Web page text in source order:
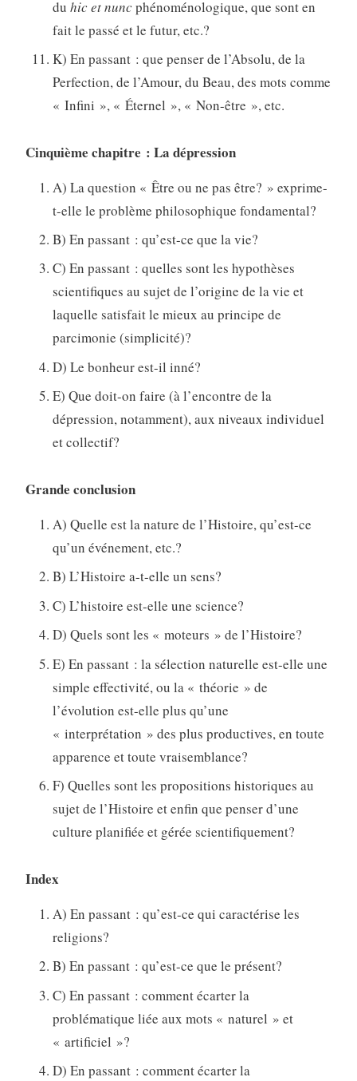
du hic et nuncphénoménologique, que sont en
fait le passé et le futur, etc.?
K) En passant : que penser de l’Absolu, de la
Perfection, de l’Amour, du Beau, des mots comme
« Infini », « Éternel », « Non-être », etc.
Cinquième chapitre : La dépression
A) La question « Être ou ne pas être? » exprime-
t-elle le problème philosophique fondamental?
B) En passant : qu’est-ce que la vie?
C) En passant : quelles sont les hypothèses
scientifiques au sujet de l’origine de la vie et
laquelle satisfait le mieux au principe de
parcimonie (simplicité)?
D) Le bonheur est-il inné?
E) Que doit-on faire (à l’encontre de la
dépression, notamment), aux niveaux individuel
et collectif?
Grande conclusion
A) Quelle est la nature de l’Histoire, qu’est-ce
qu’un événement, etc.?
B) L’Histoire a-t-elle un sens?
C) L’histoire est-elle une science?
D) Quels sont les « moteurs » de l’Histoire?
E) En passant : la sélection naturelle est-elle une
simple effectivité, ou la « théorie » de
l’évolution est-elle plus qu’une
« interprétation » des plus productives, en toute
apparence et toute vraisemblance?
F) Quelles sont les propositions historiques au
sujet de l’Histoire et enfin que penser d’une
culture planifiée et gérée scientifiquement?
Index
A) En passant : qu’est-ce qui caractérise les
religions?
B) En passant : qu’est-ce que le présent?
C) En passant : comment écarter la
problématique liée aux mots « naturel » et
« artificiel »?
D) En passant : comment écarter la